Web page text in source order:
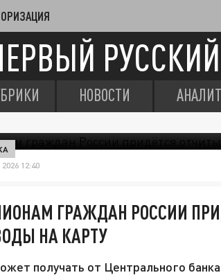
РУССКИЙ
НОВОСТИ
12:40
ГРАЖДАН РОССИИ
НА КАРТУ
получать от Центрального